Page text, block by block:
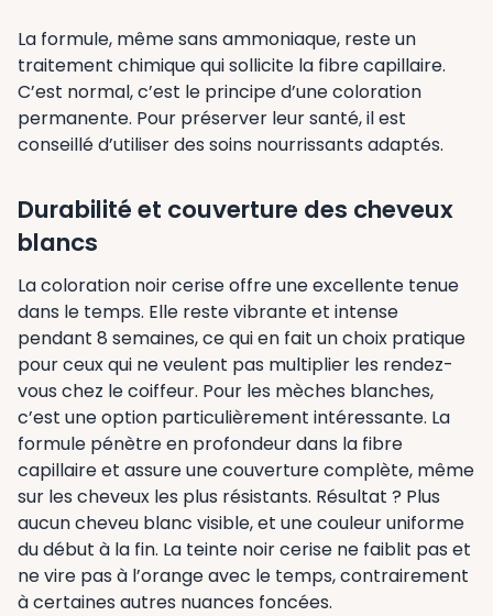
La formule, même sans ammoniaque, reste un
traitement chimique qui sollicite la fibre capillaire.
C’est normal, c’est le principe d’une coloration
permanente. Pour préserver leur santé, il est
conseillé d’utiliser des soins nourrissants adaptés.
Durabilité et couverture des cheveux
blancs
La coloration noir cerise offre une excellente tenue
dans le temps. Elle reste vibrante et intense
pendant 8 semaines, ce qui en fait un choix pratique
pour ceux qui ne veulent pas multiplier les rendez-
vous chez le coiffeur. Pour les mèches blanches,
c’est une option particulièrement intéressante. La
formule pénètre en profondeur dans la fibre
capillaire et assure une couverture complète, même
sur les cheveux les plus résistants. Résultat ? Plus
aucun cheveu blanc visible, et une couleur uniforme
du début à la fin. La teinte noir cerise ne faiblit pas et
ne vire pas à l’orange avec le temps, contrairement
à certaines autres nuances foncées.